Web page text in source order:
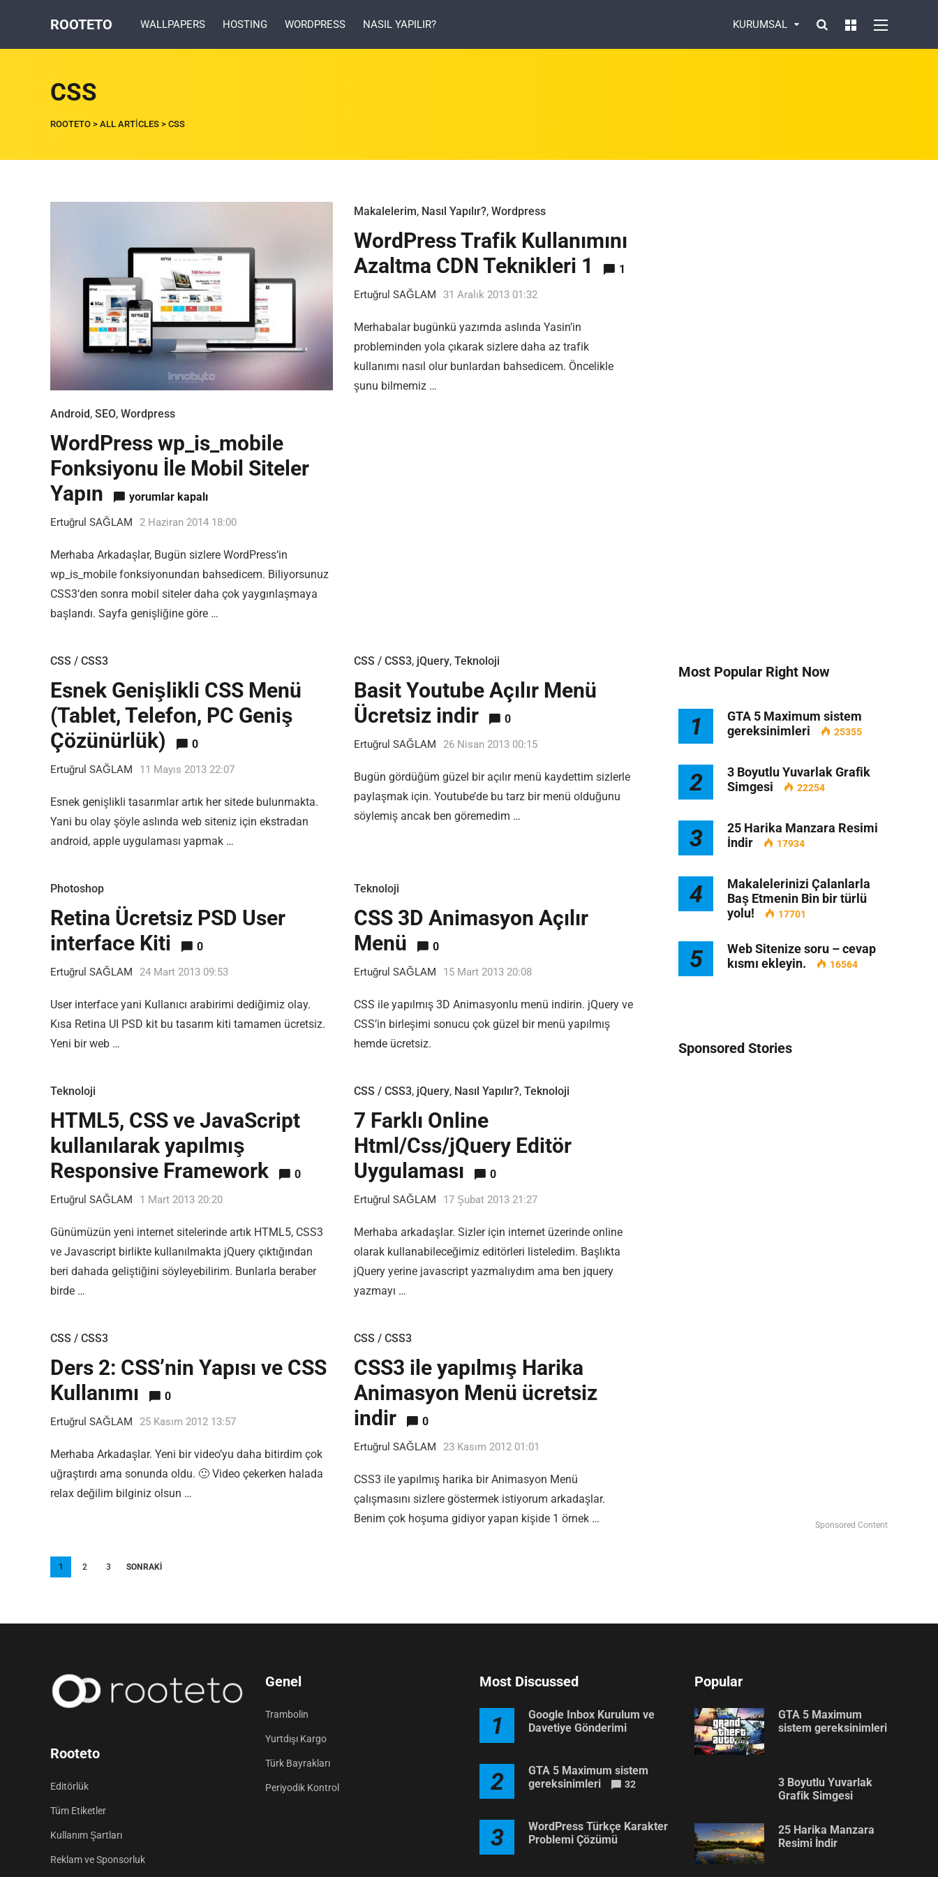
ROOTETO WALLPAPERS HOSTING WORDPRESS NASIL YAPILIR? KURUMSAL
CSS
ROOTETO > ALL ARTICLES > CSS
Android, SEO, Wordpress
WordPress wp_is_mobile
Fonksiyonu İle Mobil Siteler
Yapın
WordPress wp_is_mobile Fonksiyonu İle Mobil Siteler Yapın için
yorumlar kapalı
Ertuğrul SAĞLAM 2 Haziran 2014 18:00
Merhaba Arkadaşlar, Bugün sizlere WordPress‘in
wp_is_mobile fonksiyonundan bahsedicem. Biliyorsunuz
CSS3‘den sonra mobil siteler daha çok yaygınlaşmaya
başlandı. Sayfa genişliğine göre …
Makalelerim, Nasıl Yapılır?, Wordpress
WordPress Trafik Kullanımını
Azaltma CDN Teknikleri 1
1
Ertuğrul SAĞLAM 31 Aralık 2013 01:32
Merhabalar bugünkü yazımda aslında Yasin’in
probleminden yola çıkarak sizlere daha az trafik
kullanımı nasıl olur bunlardan bahsedicem. Öncelikle
şunu bilmemiz …
CSS / CSS3
Esnek Genişlikli CSS Menü
(Tablet, Telefon, PC Geniş
Çözünürlük)
0
Ertuğrul SAĞLAM 11 Mayıs 2013 22:07
Esnek genişlikli tasarımlar artık her sitede bulunmakta.
Yani bu olay şöyle aslında web siteniz için ekstradan
android, apple uygulaması yapmak …
CSS / CSS3, jQuery, Teknoloji
Basit Youtube Açılır Menü
Ücretsiz indir
0
Ertuğrul SAĞLAM 26 Nisan 2013 00:15
Bugün gördüğüm güzel bir açılır menü kaydettim sizlerle
paylaşmak için. Youtube’de bu tarz bir menü olduğunu
söylemiş ancak ben göremedim …
Photoshop
Retina Ücretsiz PSD User
interface Kiti
0
Ertuğrul SAĞLAM 24 Mart 2013 09:53
User interface yani Kullanıcı arabirimi dediğimiz olay.
Kısa Retina UI PSD kit bu tasarım kiti tamamen ücretsiz.
Yeni bir web …
Teknoloji
CSS 3D Animasyon Açılır
Menü
0
Ertuğrul SAĞLAM 15 Mart 2013 20:08
CSS ile yapılmış 3D Animasyonlu menü indirin. jQuery ve
CSS’in birleşimi sonucu çok güzel bir menü yapılmış
hemde ücretsiz.
Teknoloji
HTML5, CSS ve JavaScript
kullanılarak yapılmış
Responsive Framework
0
Ertuğrul SAĞLAM 1 Mart 2013 20:20
Günümüzün yeni internet sitelerinde artık HTML5, CSS3
ve Javascript birlikte kullanılmakta jQuery çıktığından
beri dahada geliştiğini söyleyebilirim. Bunlarla beraber
birde …
CSS / CSS3, jQuery, Nasıl Yapılır?, Teknoloji
7 Farklı Online
Html/Css/jQuery Editör
Uygulaması
0
Ertuğrul SAĞLAM 17 Şubat 2013 21:27
Merhaba arkadaşlar. Sizler için internet üzerinde online
olarak kullanabileceğimiz editörleri listeledim. Başlıkta
jQuery yerine javascript yazmalıydım ama ben jquery
yazmayı …
CSS / CSS3
Ders 2: CSS’nin Yapısı ve CSS
Kullanımı
0
Ertuğrul SAĞLAM 25 Kasım 2012 13:57
Merhaba Arkadaşlar. Yeni bir video’yu daha bitirdim çok
uğraştırdı ama sonunda oldu. 🙂 Video çekerken halada
relax değilim bilginiz olsun …
CSS / CSS3
CSS3 ile yapılmış Harika
Animasyon Menü ücretsiz
indir
0
Ertuğrul SAĞLAM 23 Kasım 2012 01:01
CSS3 ile yapılmış harika bir Animasyon Menü
çalışmasını sizlere göstermek istiyorum arkadaşlar.
Benim çok hoşuma gidiyor yapan kişide 1 örnek …
Yazı
1 2 3 SONRAKI
Most Popular Right Now
1
GTA 5 Maximum sistem
gereksinimleri
25355
2
3 Boyutlu Yuvarlak Grafik
Simgesi
22254
3
25 Harika Manzara Resimi
İndir
17934
4
Makalelerinizi Çalanlarla
Baş Etmenin Bin bir türlü
yolu!
17701
5
Web Sitenize soru – cevap
kısmı ekleyin.
16564
Sponsored Stories
Sponsored Content
Rooteto
Editörlük
Tüm Etiketler
Kullanım Şartları
Reklam ve Sponsorluk
Genel
Trambolin
Yurtdışı Kargo
Türk Bayrakları
Periyodik Kontrol
Most Discussed
1
Google Inbox Kurulum ve
Davetiye Gönderimi
2
GTA 5 Maximum sistem
gereksinimleri
32
3
WordPress Türkçe Karakter
Problemi Çözümü
Popular
GTA 5 Maximum
sistem gereksinimleri
3 Boyutlu Yuvarlak
Grafik Simgesi
25 Harika Manzara
Resimi İndir
Most Popular Topics
Editor Picks
1